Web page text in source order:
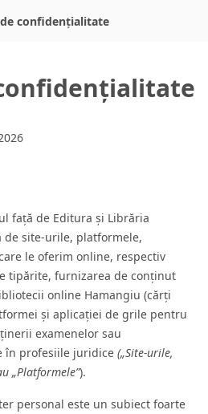
de confidențialitate
față de Editura și Librăria
de site-urile, platformele,
le oferim online, respectiv
tipărite, furnizarea de conținut
online Hamangiu (cărți
și aplicației de grile pentru
examenelor sau
în profesiile juridice („Site-urile,
„Platformele”).
personal este un subiect foarte